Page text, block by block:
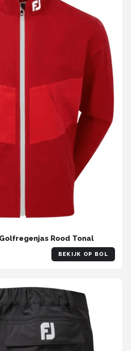
Rood Tonal
BEKIJK OP BOL